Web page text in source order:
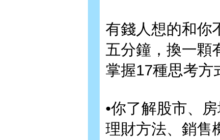
有錢人想的和你
五分鐘，換一顆
掌握17種思考方
•你了解股市、
理財方法、銷售